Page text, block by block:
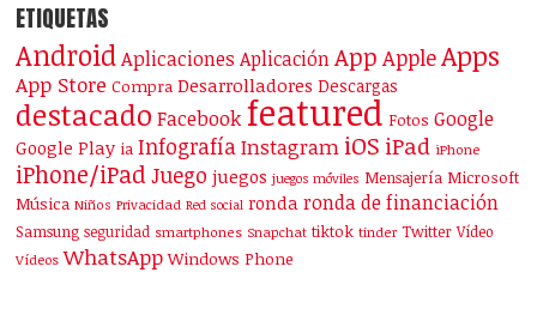
ETIQUETAS
Android Aplicaciones Aplicación App AppleApps
App Store Compra Desarrolladores Descargas
destacado Facebook featured Fotos Google
Google Play ia InfografíaInstagram iOS iPad iPhone
iPhone/iPad Juego juegos juegos móviles Mensajería Microsoft
Música Niños Privacidad Red social ronda ronda de financiación
Samsung seguridad smartphones Snapchat tiktok tinder Twitter Vídeo
Vídeos WhatsApp Windows Phone